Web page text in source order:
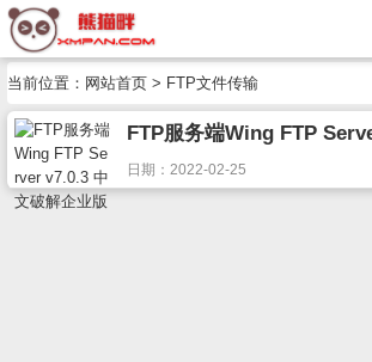
当前位置： 网站首页 > FTP文件传输
日期：2022-02-25